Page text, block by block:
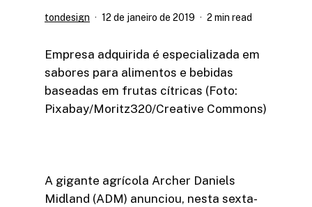
tondesign 12 de janeiro de 2019 2 min read
Empresa adquirida é especializada em
sabores para alimentos e bebidas
baseadas em frutas cítricas (Foto:
Pixabay/Moritz320/Creative Commons)
A gigante agrícola Archer Daniels
Midland (ADM) anunciou, nesta sexta-